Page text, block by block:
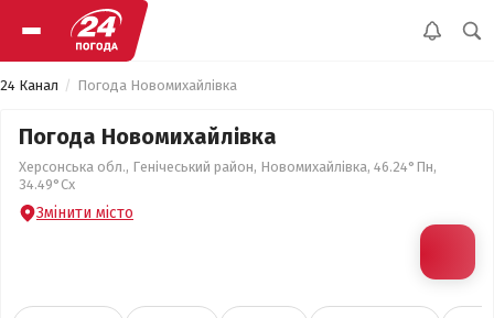
24 Канал Погода Новомихайлівка
Погода Новомихайлівка
Херсонська обл., Генічеський район, Новомихайлівка, 46.24°Пн,
34.49°Сх
Змінити місто